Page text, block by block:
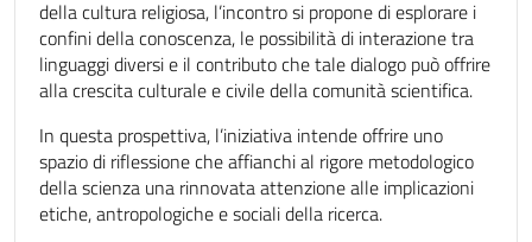
della cultura religiosa, l’incontro si propone di esplorare i
confini della conoscenza, le possibilità di interazione tra
linguaggi diversi e il contributo che tale dialogo può offrire
alla crescita culturale e civile della comunità scientifica.
In questa prospettiva, l’iniziativa intende offrire uno
spazio di riflessione che affianchi al rigore metodologico
della scienza una rinnovata attenzione alle implicazioni
etiche, antropologiche e sociali della ricerca.